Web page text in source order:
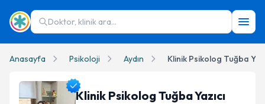
Doktor, klinik ara...
Anasayfa Psikoloji Aydın Klinik Psikolog Tuğba
Klinik Psikolog Tuğba Yazıcı